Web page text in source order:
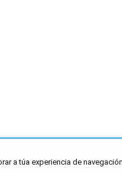
a túa experiencia de